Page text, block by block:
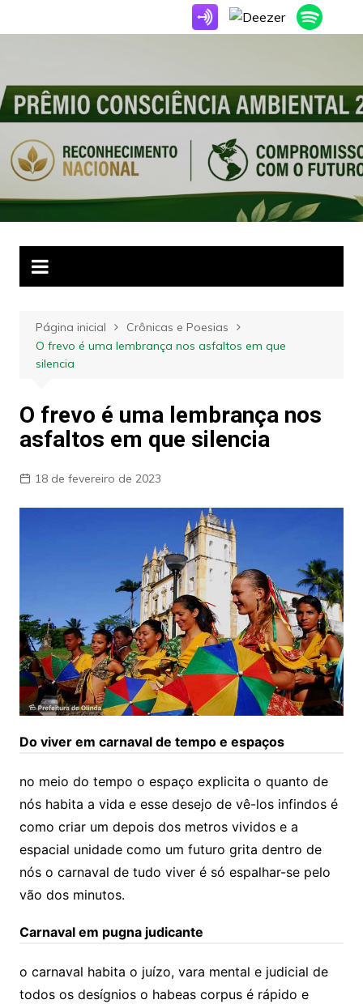
para
Página inicial
Crônicas e Poesias
O frevo é uma lembrança nos asfaltos em que
silencia
O frevo é uma lembrança nos
asfaltos em que silencia
18 de fevereiro de 2023
Do viver em carnaval de tempo e espaços
no meio do tempo o espaço explicita o quanto de
nós habita a vida e esse desejo de vê-los infindos é
como criar um depois dos metros vividos e a
espacial unidade como um futuro grita dentro de
nós o carnaval de tudo viver é só espalhar-sepelo
vão dos minutos.
Carnaval em pugna judicante
o carnaval habita o juízo, vara mental e judicial de
todos os desígnios o habeas corpus é rápido e